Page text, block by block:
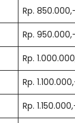
Rp.
Rp.
Rp.
Rp.
Rp.